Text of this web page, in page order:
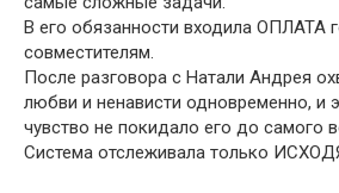
В его обязанности входила ОПЛАТА
совместителям.
После разговора с Натали Андрея
любви и ненависти одновременно,
чувство не покидало его до самого
Система отслеживала только